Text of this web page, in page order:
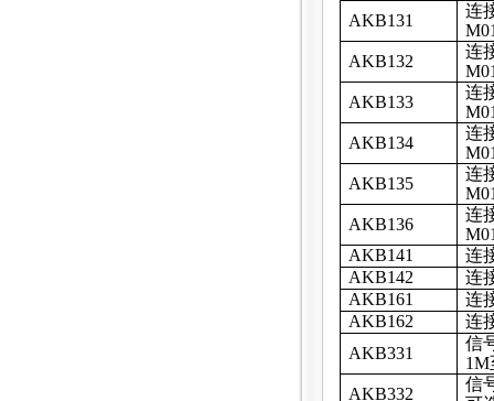
AKB131
连
AKB132
连
AKB133
连
AKB134
连
AKB135
连
AKB136
连
AKB141
连
AKB142
连
AKB161
连
AKB162
连
AKB331
信
1M
AKB332
信